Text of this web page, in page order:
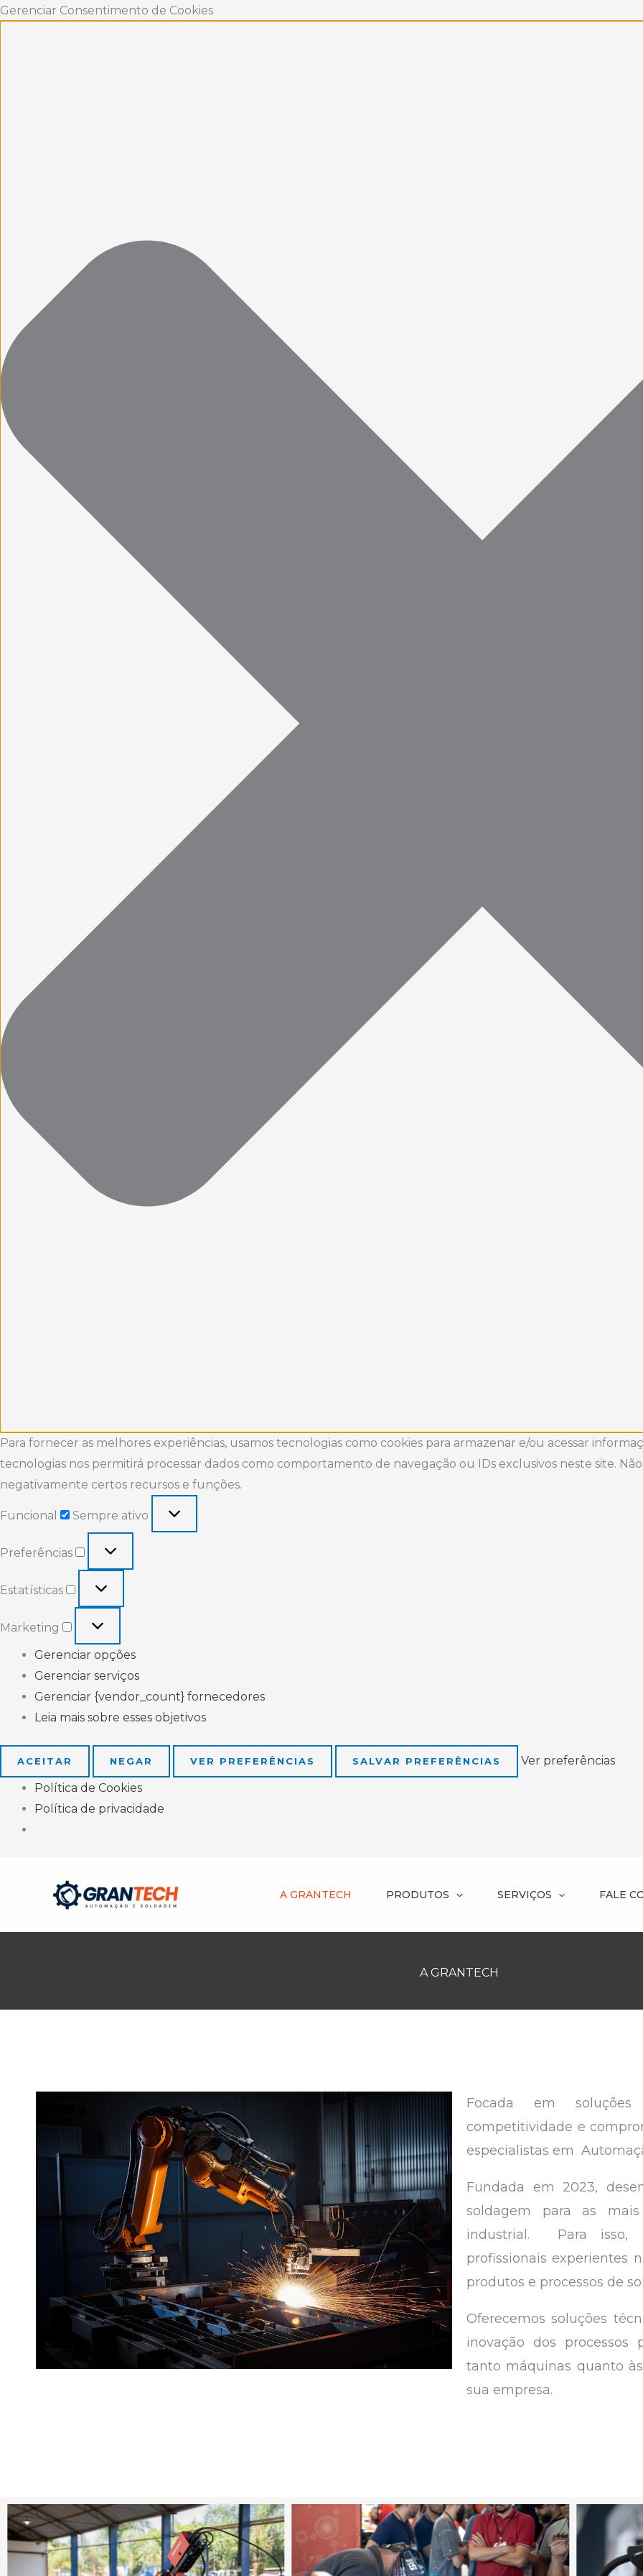
Gerenciar Consentimento de Cookies
Para fornecer as melhores experiências, usamos tecnologias como cookies para armazenar e/ou acessar
tecnologias nos permitirá processar dados como comportamento de navegação ou IDs exclusivos neste site.
negativamente certos recursos e funções.
Funcional
Funcional
Sempre ativo
Preferências
Preferências
Estatísticas
Estatísticas
Marketing
Marketing
Gerenciar opções
Gerenciar serviços
Gerenciar {vendor_count} fornecedores
Leia mais sobre esses objetivos
ACEITAR NEGAR VER PREFERÊNCIAS SALVAR PREFERÊNCIAS
Ver preferências
Política de Cookies
Política de privacidade
Ir
A GRANTECH PRODUTOS SERVIÇOS FALE
A GRANTECH
Focada em
competitividade e
especialistas em
Fundada em 2023,
soldagem para as
industrial. Para isso,
profissionais experientes
produtos e processos de
Oferecemos soluções
inovação dos
tanto máquinas quanto
sua empresa.